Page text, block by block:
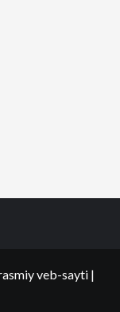
veb-sayti |